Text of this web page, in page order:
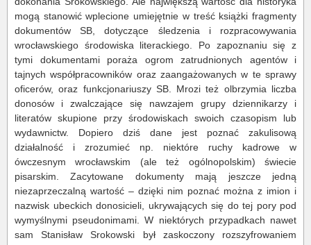
mogą stanowić wplecione umiejętnie w treść książki fragmenty
dokumentów SB, dotyczące śledzenia i rozpracowywania
wrocławskiego środowiska literackiego. Po zapoznaniu się z
tymi dokumentami poraża ogrom zatrudnionych agentów i
tajnych współpracowników oraz zaangażowanych w te sprawy
oficerów, oraz funkcjonariuszy SB. Mrozi też olbrzymia liczba
donosów i zwalczające się nawzajem grupy dziennikarzy i
literatów skupione przy środowiskach swoich czasopism lub
wydawnictw. Dopiero dziś dane jest poznać zakulisową
działalność i zrozumieć np. niektóre ruchy kadrowe w
ówczesnym wrocławskim (ale też ogólnopolskim) świecie
pisarskim. Zacytowane dokumenty mają jeszcze jedną
niezaprzeczalną wartość – dzięki nim poznać można z imion i
nazwisk ubeckich donosicieli, ukrywających się do tej pory pod
wymyślnymi pseudonimami. W niektórych przypadkach nawet
sam Stanisław Srokowski był zaskoczony rozszyfrowaniem